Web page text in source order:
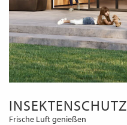
INSEKTENSCHUTZ
Frische Luft genießen